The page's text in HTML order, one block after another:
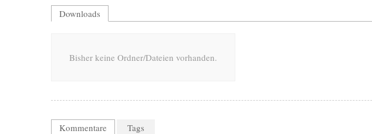
Downloads
Bisher keine Ordner/Dateien vorhanden.
Kommentare Tags